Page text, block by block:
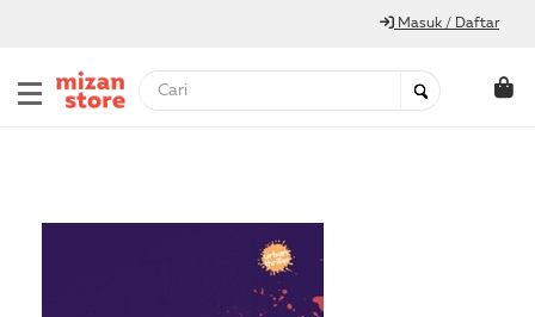
Masuk / Daftar